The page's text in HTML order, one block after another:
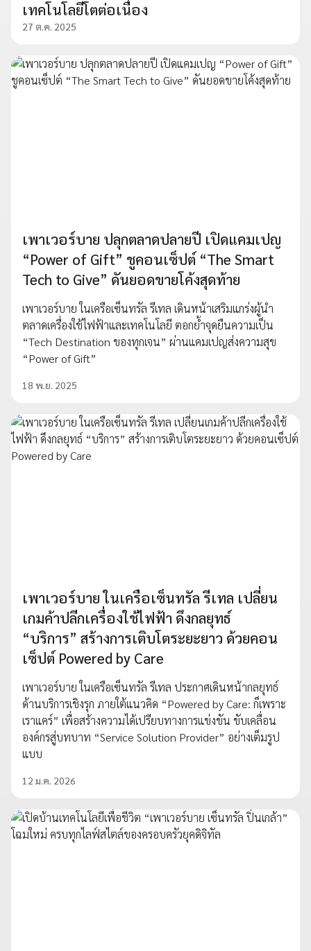
เทคโนโลยีโตต่อเนื่อง
27 ต.ค. 2025
เพาเวอร์บาย ปลุกตลาดปลายปี เปิดแคมเปญ
“Power of Gift” ชูคอนเซ็ปต์ “The Smart
Tech to Give” ดันยอดขายโค้งสุดท้าย
เพาเวอร์บาย ในเครือเซ็นทรัล รีเทล เดินหน้าเสริมแกร่งผู้นำ
ตลาดเครื่องใช้ไฟฟ้าและเทคโนโลยี ตอกย้ำจุดยืนความเป็น
“Tech Destination ของทุกเจน” ผ่านแคมเปญส่งความสุข
“Power of Gift”
18 พ.ย. 2025
เพาเวอร์บาย ในเครือเซ็นทรัล รีเทล เปลี่ยน
เกมค้าปลีกเครื่องใช้ไฟฟ้า ดึงกลยุทธ์
“บริการ” สร้างการเติบโตระยะยาว ด้วยคอน
เซ็ปต์ Powered by Care
เพาเวอร์บาย ในเครือเซ็นทรัล รีเทล ประกาศเดินหน้ากลยุทธ์
ด้านบริการเชิงรุก ภายใต้แนวคิด “Powered by Care: ก็เพราะ
เราแคร์” เพื่อสร้างความได้เปรียบทางการแข่งขัน ขับเคลื่อน
องค์กรสู่บทบาท “Service Solution Provider” อย่างเต็มรูป
แบบ
12 ม.ค. 2026